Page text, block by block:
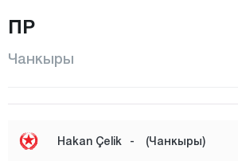
КЫЗЫЛЫРМАК
ПР
Чанкыры
Hakan Çelik - (Чанкыры)